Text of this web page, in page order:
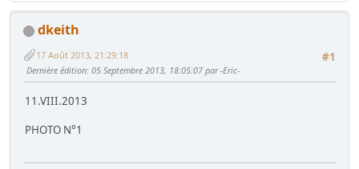
dkeith
#1
17 Août 2013, 21:29:18
Dernière édition: 05 Septembre 2013, 18:05:07 par -Eric-
11.VIII.2013
PHOTO N°1